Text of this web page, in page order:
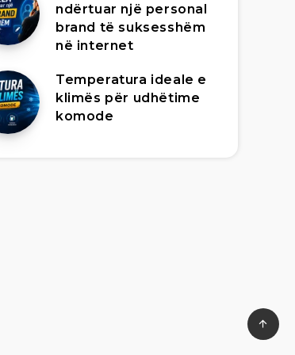
ndërtuar një personal
brand të suksesshëm
në internet
Temperatura ideale e
klimës për udhëtime
komode